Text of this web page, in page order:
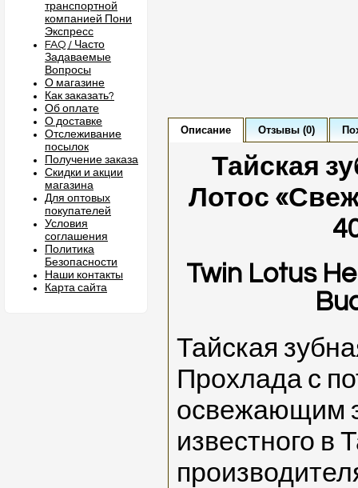
транспортной
компанией Пони
Экспресс
FAQ / Часто
Задаваемые
Вопросы
О магазине
Как заказать?
Об оплате
О доставке
Отслеживание
посылок
Получение заказа
Скидки и акции
магазина
Для оптовых
покупателей
Условия
соглашения
Политика
Безопасности
Наши контакты
Карта сайта
Описание Отзывы (0)
Тайская
Лотос
Twin Lotus
Тайская
Прохлада с
освежающим
известного в